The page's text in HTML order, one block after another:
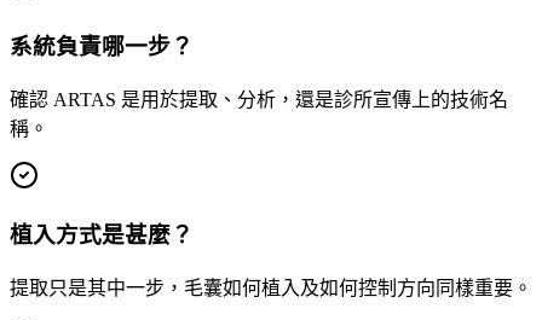
系統負責哪一步？
確認 ARTAS 是用於提取、分析，還是診所宣傳上的技術名
稱。
植入方式是甚麼？
提取只是其中一步，毛囊如何植入及如何控制方向同樣重要。